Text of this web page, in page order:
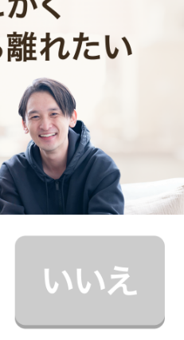
記事全文を見る
ができ、休日が
記事全文を見る
行キャストの声